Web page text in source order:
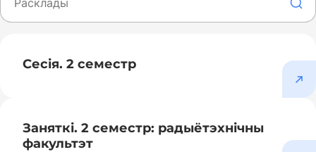
Сесія. 2 семестр
Заняткі. 2 семестр: радыётэхнічны
факультэт